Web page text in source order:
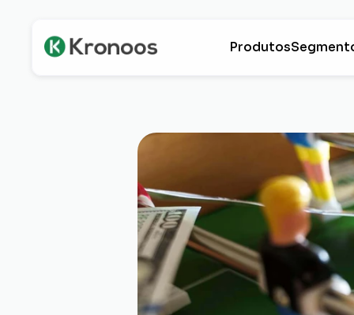
Produtos